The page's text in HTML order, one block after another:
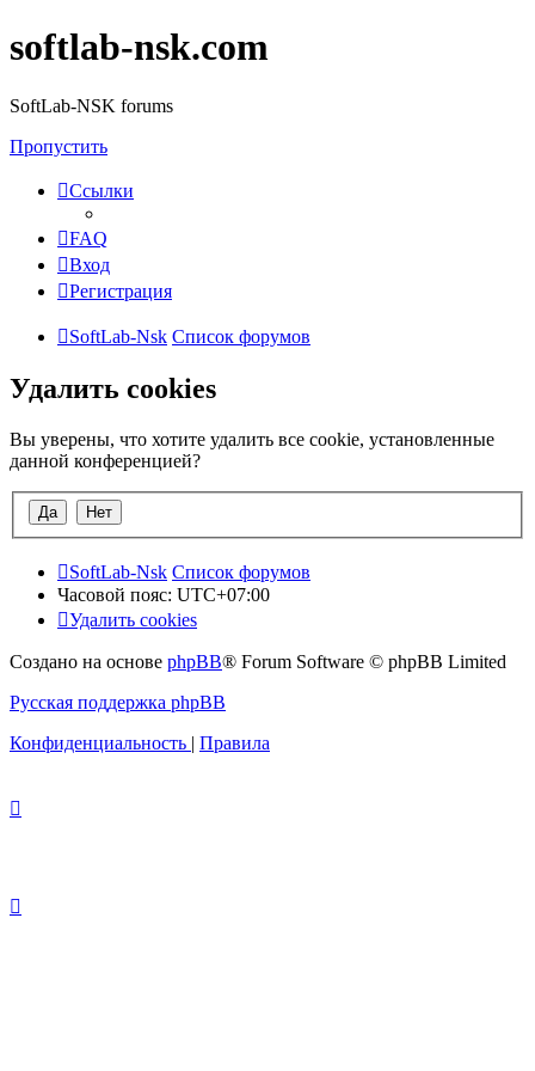
softlab-nsk.com
SoftLab-NSK forums
Пропустить
Ссылки
FAQ
Вход
Регистрация
SoftLab-Nsk Список форумов
Удалить cookies
Вы уверены, что хотите удалить все cookie, установленные
данной конференцией?
SoftLab-Nsk Список форумов
Часовой пояс: UTC+07:00
Удалить cookies
Создано на основе phpBB® Forum Software © phpBB Limited
Русская поддержка phpBB
Конфиденциальность | Правила